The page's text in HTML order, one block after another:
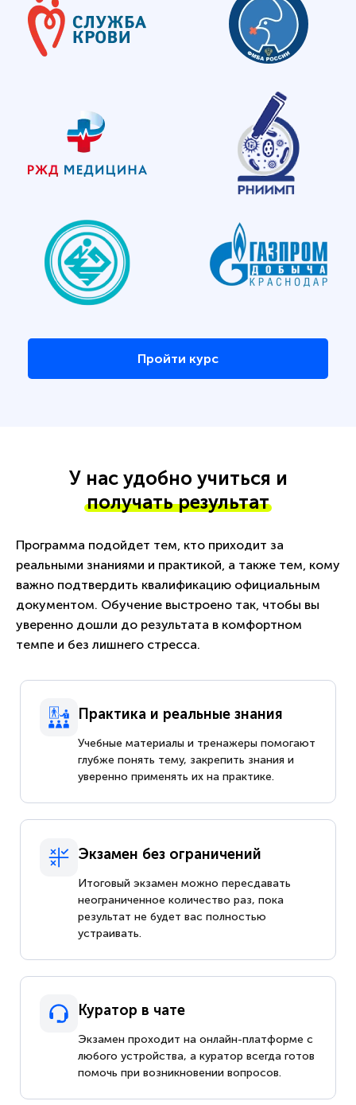
Пройти курс
У нас удобно учиться и
получать результат
Программа подойдет тем, кто приходит за
реальными знаниями и практикой, а также тем, кому
важно подтвердить квалификацию официальным
документом. Обучение выстроено так, чтобы вы
уверенно дошли до результата в комфортном
темпе и без лишнего стресса.
Практика и реальные знания
Учебные материалы и тренажеры помогают
глубже понять тему, закрепить знания и
уверенно применять их на практике.
Экзамен без ограничений
Итоговый экзамен можно пересдавать
неограниченное количество раз, пока
результат не будет вас полностью
устраивать.
Куратор в чате
Экзамен проходит на онлайн-платформе с
любого устройства, а куратор всегда готов
помочь при возникновении вопросов.